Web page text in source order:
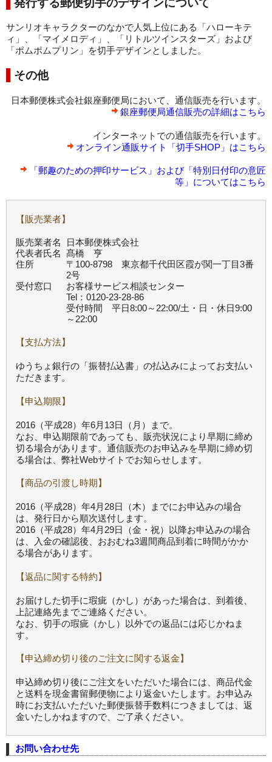
サンリオキャラクターのなかで人気上位にある「ハローキテ
ィ」、「マイメロディ」、「リトルツインスターズ」および
「ポムポムプリン」を切手デザインとしました。
その他
日本郵便株式会社銀座郵便局において、通信販売を行います。
銀座郵便局通信販売の詳細はこちら
インターネットでの通信販売を行います。
オンライン通販サイト「切手SHOP」はこちら
「郵趣のための押印サービス」および「特別日付印の意匠
等」についてはこちら
【販売業者】
販売業者名
日本郵便株式会社
代表者氏名 髙橋 亨
住所
〒100-8798 東京都千代田区霞が関一丁目3番
2号
受付窓口
お客様サービス相談センター
Tel：0120-23-28-86
受付時間 平日8:00～22:00/土・日・休日9:00
～22:00
【支払方法】
ゆうちょ銀行の「振替払込書」の払込みによってお支払い
ただきます。
【申込期限】
2016（平成28）年6月13日（月）まで。
なお、申込期限前であっても、販売状況により早期に締め
切る場合があります。通信販売のお申込みを早期に締め切
る場合は、弊社Webサイトでお知らせします。
【商品の引渡し時期】
2016（平成28）年4月28日（木）までにお申込みの場合
は、発行日から順次送付します。
2016（平成28）年4月29日（金・祝）以降お申込みの場合
は、入金の確認後、おおむね3週間商品到着に時間がかか
る場合があります。
【返品に関する特約】
お届けした切手に瑕疵（かし）があった場合は、到着後、
上記連絡先までご連絡ください。
なお、切手の瑕疵（かし）以外での返品には応じかねま
す。
【申込締め切り後のご注文に関する返金】
申込締め切り後にご注文をいただいた場合には、商品代金
と送料を現金書留郵便物により返金いたします。お申込み
時にお支払いただいた郵便振替手数料につきましては、返
金いたしかねますので、ご了承ください。
お問い合わせ先